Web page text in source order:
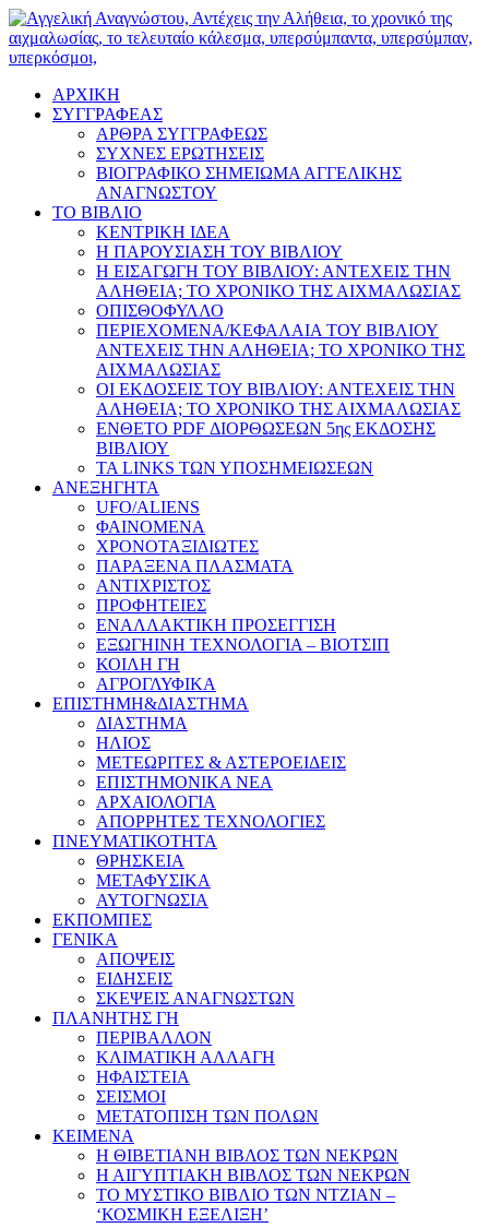
ΑΡΧΙΚΗ
ΣΥΓΓΡΑΦΕΑΣ
ΑΡΘΡΑ ΣΥΓΓΡΑΦΕΩΣ
ΣΥΧΝΕΣ ΕΡΩΤΗΣΕΙΣ
ΒΙΟΓΡΑΦΙΚΟ ΣΗΜΕΙΩΜΑ ΑΓΓΕΛΙΚΗΣ
ΑΝΑΓΝΩΣΤΟΥ
ΤΟ ΒΙΒΛΙΟ
ΚΕΝΤΡΙΚΗ ΙΔΕΑ
Η ΠΑΡΟΥΣΙΑΣΗ ΤΟΥ ΒΙΒΛΙΟΥ
Η ΕΙΣΑΓΩΓΗ ΤΟΥ ΒΙΒΛΙΟΥ: ΑΝΤΕΧΕΙΣ ΤΗΝ
ΑΛΗΘΕΙΑ; ΤΟ ΧΡΟΝΙΚΟ ΤΗΣ ΑΙΧΜΑΛΩΣΙΑΣ
ΟΠΙΣΘΟΦΥΛΛΟ
ΠΕΡΙΕΧΟΜΕΝΑ/ΚΕΦΑΛΑΙΑ ΤΟΥ ΒΙΒΛΙΟΥ
ΑΝΤΕΧΕΙΣ ΤΗΝ ΑΛΗΘΕΙΑ; ΤΟ ΧΡΟΝΙΚΟ ΤΗΣ
ΑΙΧΜΑΛΩΣΙΑΣ
ΟΙ ΕΚΔΟΣΕΙΣ ΤΟΥ ΒΙΒΛΙΟΥ: ΑΝΤΕΧΕΙΣ ΤΗΝ
ΑΛΗΘΕΙΑ; ΤΟ ΧΡΟΝΙΚΟ ΤΗΣ ΑΙΧΜΑΛΩΣΙΑΣ
ΕΝΘΕΤΟ PDF ΔΙΟΡΘΩΣΕΩΝ 5ης ΕΚΔΟΣΗΣ
ΒΙΒΛΙΟΥ
ΤΑ LINKS ΤΩΝ ΥΠΟΣΗΜΕΙΩΣΕΩΝ
ΑΝΕΞΗΓΗΤΑ
UFO/ALIENS
ΦΑΙΝΟΜΕΝΑ
ΧΡΟΝΟΤΑΞΙΔΙΩΤΕΣ
ΠΑΡΑΞΕΝΑ ΠΛΑΣΜΑΤΑ
ΑΝΤΙΧΡΙΣΤΟΣ
ΠΡΟΦΗΤΕΙΕΣ
ΕΝΑΛΛΑΚΤΙΚΗ ΠΡΟΣΕΓΓΙΣΗ
ΕΞΩΓΗΙΝΗ ΤΕΧΝΟΛΟΓΙΑ – ΒΙΟΤΣΙΠ
ΚΟΙΛΗ ΓΗ
ΑΓΡΟΓΛΥΦΙΚΑ
ΕΠΙΣΤΗΜΗ&ΔΙΑΣΤΗΜΑ
ΔΙΑΣΤΗΜΑ
ΗΛΙΟΣ
ΜΕΤΕΩΡΙΤΕΣ & ΑΣΤΕΡΟΕΙΔΕΙΣ
ΕΠΙΣΤΗΜΟΝΙΚΑ ΝΕΑ
ΑΡΧΑΙΟΛΟΓΙΑ
ΑΠΟΡΡΗΤΕΣ ΤΕΧΝΟΛΟΓΙΕΣ
ΠΝΕΥΜΑΤΙΚΟΤΗΤΑ
ΘΡΗΣΚΕΙΑ
ΜΕΤΑΦΥΣΙΚΑ
ΑΥΤΟΓΝΩΣΙΑ
ΕΚΠΟΜΠΕΣ
ΓΕΝΙΚΑ
ΑΠΟΨΕΙΣ
ΕΙΔΗΣΕΙΣ
ΣΚΕΨΕΙΣ ΑΝΑΓΝΩΣΤΩΝ
ΠΛΑΝΗΤΗΣ ΓΗ
ΠΕΡΙΒΑΛΛΟΝ
ΚΛΙΜΑΤΙΚΗ ΑΛΛΑΓΗ
ΗΦΑΙΣΤΕΙΑ
ΣΕΙΣΜΟΙ
ΜΕΤΑΤΟΠΙΣΗ ΤΩΝ ΠΟΛΩΝ
ΚΕΙΜΕΝΑ
Η ΘΙΒΕΤΙΑΝΗ ΒΙΒΛΟΣ ΤΩΝ ΝΕΚΡΩΝ
Η ΑΙΓΥΠΤΙΑΚΗ ΒΙΒΛΟΣ ΤΩΝ ΝΕΚΡΩΝ
ΤΟ ΜΥΣΤΙΚΟ ΒΙΒΛΙΟ ΤΩΝ ΝΤΖΙΑΝ –
‘ΚΟΣΜΙΚΗ ΕΞΕΛΙΞΗ’